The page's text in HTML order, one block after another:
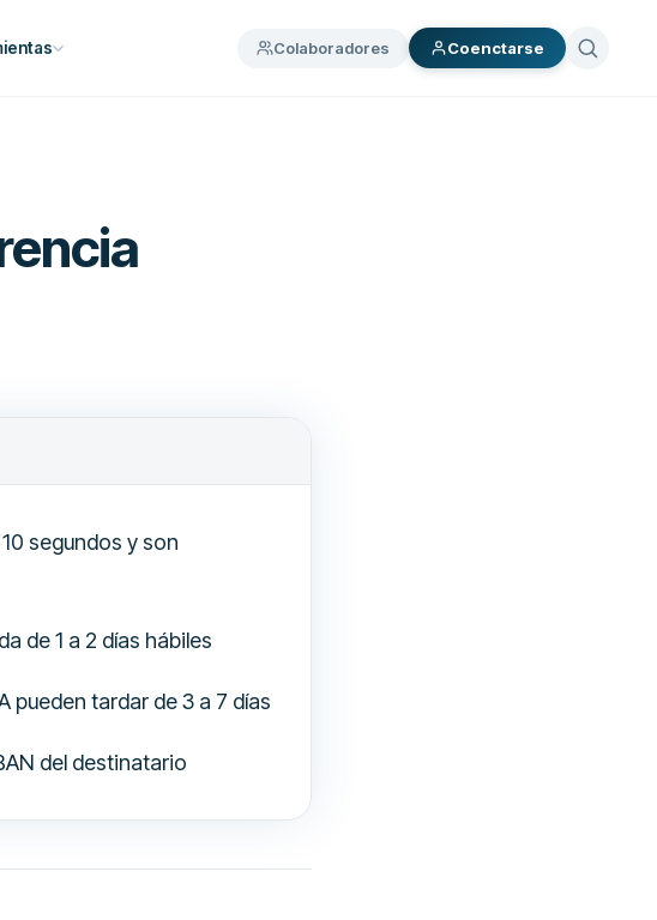
Colaboradores Coenctarse
segundos y son
de 1 a 2 días hábiles
pueden tardar de 3 a 7 días
del destinatario